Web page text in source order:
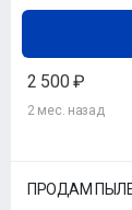
2 500 ₽
2 мес. назад
ПРОДАМ